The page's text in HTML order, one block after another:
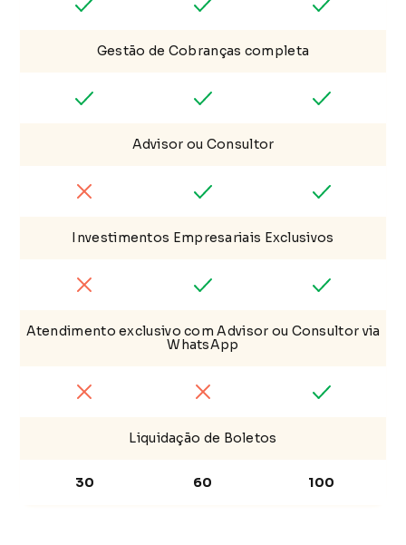
Gestão de Cobranças completa
Advisor ou Consultor
Investimentos Empresariais Exclusivos
Atendimento exclusivo com Advisor ou Consultor via
WhatsApp
Liquidação de Boletos
30 60 100